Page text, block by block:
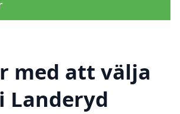
med att välja
Landeryd